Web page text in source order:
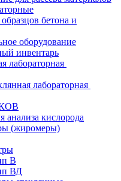
бетона и
оборудование
инвентарь
лабораторная
лабораторная
анализа кислорода
(жиромеры)
В
ВД